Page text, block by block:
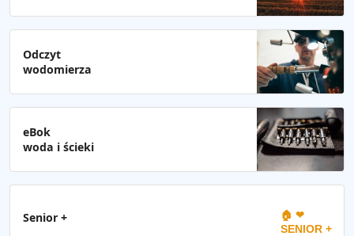
Odczyt
wodomierza
eBok
woda i ścieki
Senior + 🏠 ❤
SENIOR +